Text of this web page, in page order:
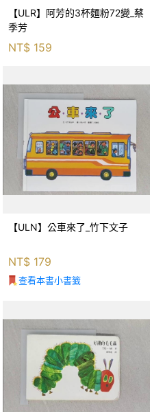
【ULR】阿芳的3杯麵粉72變_蔡
季芳
NT$ 159
【ULN】公車來了_竹下文子
NT$ 179
查看本書小書籤